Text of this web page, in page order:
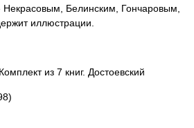
Белинским, Гончаровым,
иллюстрации.
из 7 книг. Достоевский